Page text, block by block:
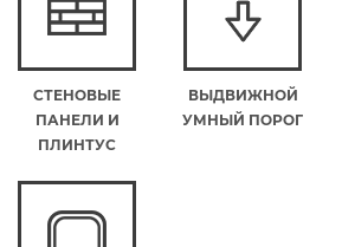
СТЕНОВЫЕ
ПАНЕЛИ И
ПЛИНТУС
ВЫДВИЖНОЙ
УМНЫЙ ПОРОГ